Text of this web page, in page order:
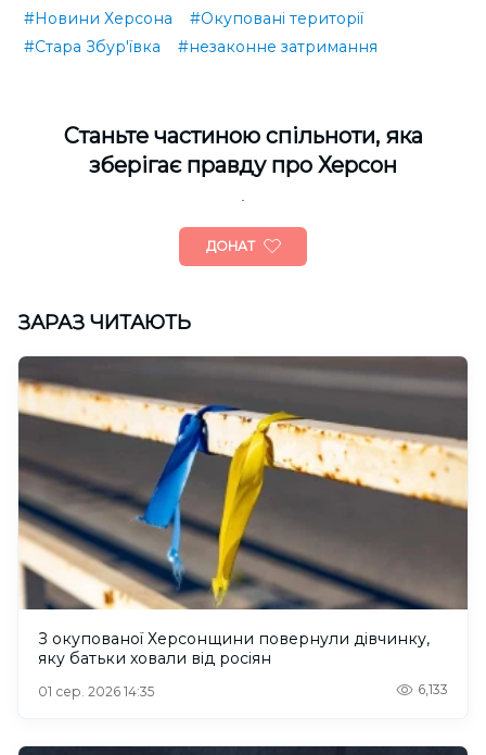
#Новини Херсона
#Окуповані території
#Стара Збур'ївка
#незаконне затримання
Cтаньте частиною спільноти, яка
зберігає правду про Херсон
ДОНАТ
ЗАРАЗ ЧИТАЮТЬ
З окупованої Херсонщини повернули дівчинку,
яку батьки ховали від росіян
01 сер. 2026 14:35 6,133